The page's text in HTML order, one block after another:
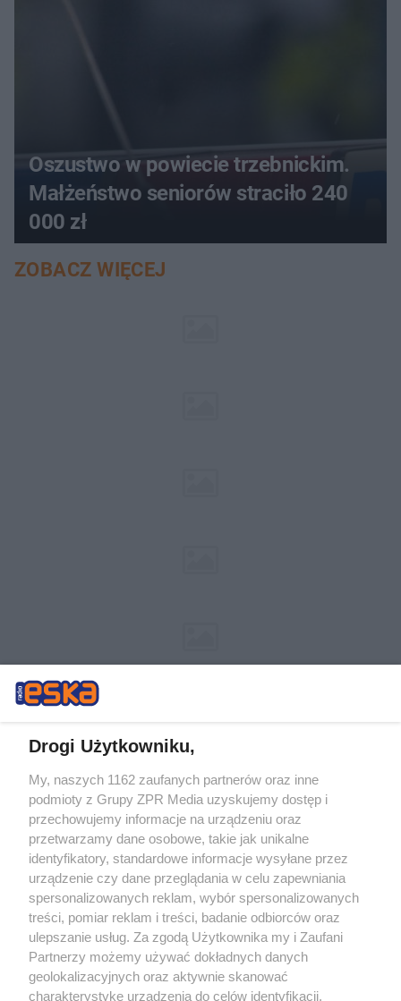
Oszustwo w powiecie trzebnickim.
Małżeństwo seniorów straciło 240
000 zł
ZOBACZ WIĘCEJ
Żaden utwór zamieszczony w serwisie nie może być powielany i
rozpowszechniany lub dalej rozpowszechniany w jakikolwiek sposób (w
tym także elektroniczny lub mechaniczny) na jakimkolwiek polu
eksploatacji w jakiejkolwiek formie, włącznie z umieszczaniem w
Internecie bez pisemnej zgody właściciela praw. Jakiekolwiek użycie lub
wykorzystanie utworów w całości lub w części z naruszeniem prawa,
tzn. bez właściwej zgody, jest zabronione pod groźbą kary i może być
ścigane prawnie.
Drogi Użytkowniku,
My, naszych 1162 zaufanych partnerów oraz inne
podmioty z Grupy ZPR Media uzyskujemy dostęp i
przechowujemy informacje na urządzeniu oraz
przetwarzamy dane osobowe, takie jak unikalne
identyfikatory, standardowe informacje wysyłane przez
urządzenie czy dane przeglądania w celu zapewniania
spersonalizowanych reklam, wybór spersonalizowanych
treści, pomiar reklam i treści, badanie odbiorców oraz
ulepszanie usług. Za zgodą Użytkownika my i Zaufani
Partnerzy możemy używać dokładnych danych
geolokalizacyjnych oraz aktywnie skanować
charakterystykę urządzenia do celów identyfikacji.